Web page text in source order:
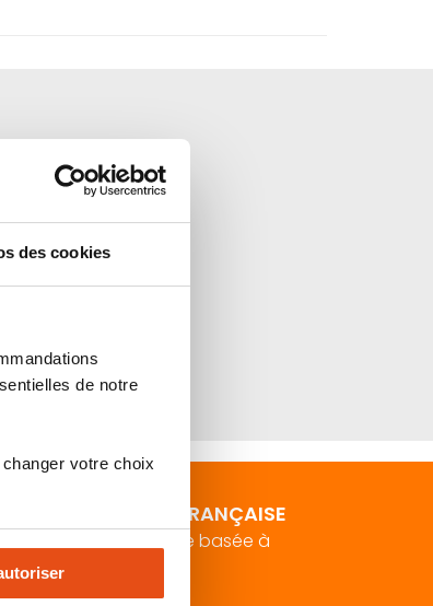
des cookies
de notre
votre choix
ENTREPRISE FRANÇAISE
À taille humaine basée à
Toulouse